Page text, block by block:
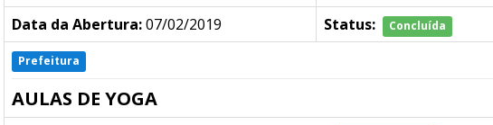
Data da Abertura:07/02/2019 Status: Concluída
Prefeitura
AULAS DE YOGA